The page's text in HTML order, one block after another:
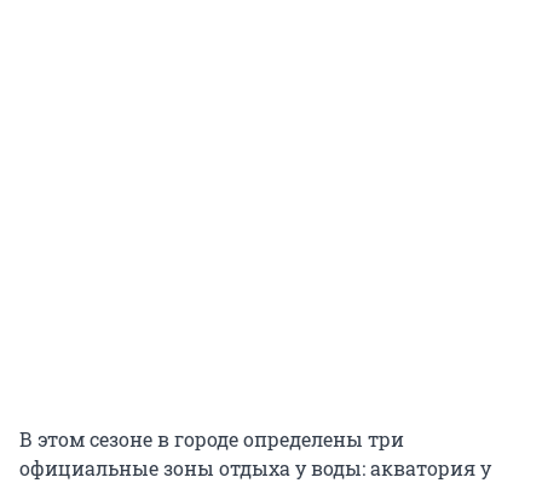
В этом сезоне в городе определены три
официальные зоны отдыха у воды: акватория у